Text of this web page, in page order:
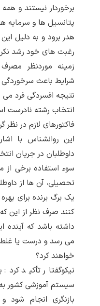
برخوردار نیستند و
پتانسیل ها و سرمایه
هدر برود و به دلیل
رغبت های خود رشد
زمینه موردنظر
شرایط باعث سرخوردگی
نتیجه افسردگی فرد
انتخاب رشته نادرست
فاکتورهای لازم در
این روانشناس با
داوطلبان در جریان
سوء استفاده برخی از
تحصیلی، آن ها از
یک برگ برنده برای
کنند صرف نظر از این
داشته باشد که آینده
می رسد و درست یا
خواهند کرد؟
نیکوگفتار تأکید
سیستم آموزشی کشور
بازنگری انجام شود